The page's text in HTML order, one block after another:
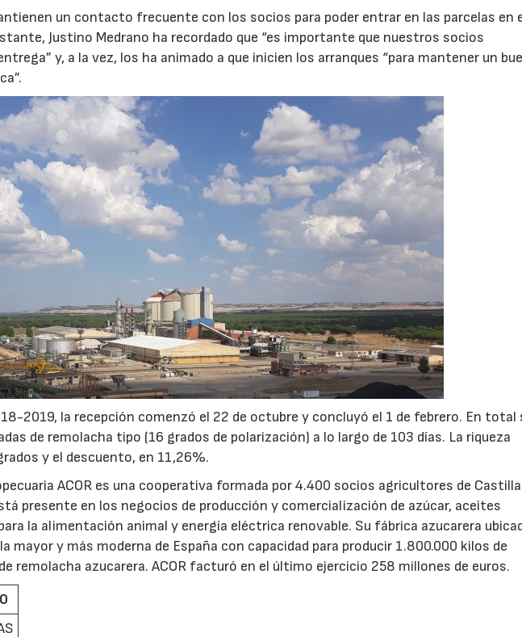
un contacto frecuente con los socios para poder entrar en las parcelas en
Justino Medrano ha recordado que “es importante que nuestros socios
y, a la vez, los ha animado a que inicien los arranques “para mantener un
2019, la recepción comenzó el 22 de octubre y concluyó el 1 de febrero. En total
de remolacha tipo (16 grados de polarización) a lo largo de 103 días. La riqueza
y el descuento, en 11,26%.
ACOR es una cooperativa formada por 4.400 socios agricultores de
presente en los negocios de producción y comercialización de azúcar, aceites
la alimentación animal y energía eléctrica renovable. Su fábrica azucarera
mayor y más moderna de España con capacidad para producir 1.800.000 kilos de
remolacha azucarera. ACOR facturó en el último ejercicio 258 millones de euros.
22/07/2026